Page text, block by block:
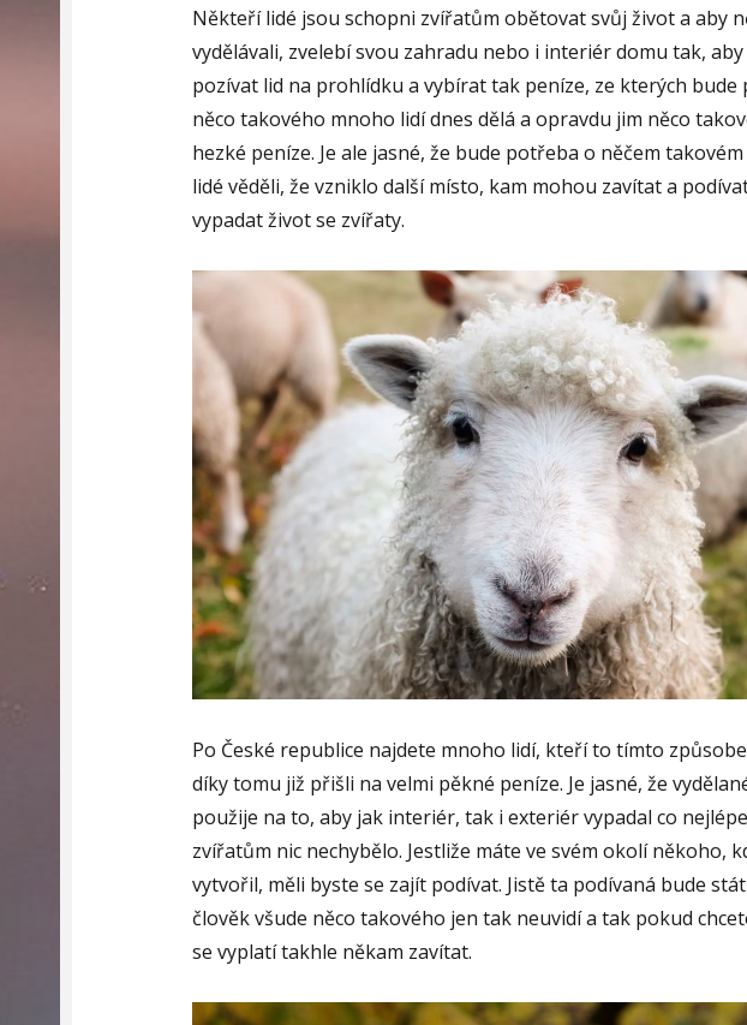
Někteří lidé jsou schopni zvířatům obětovat svůj život a aby
vydělávali, zvelebí svou zahradu nebo i interiér domu tak,
pozívat lid na prohlídku a vybírat tak peníze, ze kterých bude
něco takového mnoho lidí dnes dělá a opravdu jim něco
hezké peníze. Je ale jasné, že bude potřeba o něčem
lidé věděli, že vzniklo další místo, kam mohou zavítat a
vypadat život se zvířaty.
Po České republice najdete mnoho lidí, kteří to tímto
díky tomu již přišli na velmi pěkné peníze. Je jasné, že
použije na to, aby jak interiér, tak i exteriér vypadal co
zvířatům nic nechybělo. Jestliže máte ve svém okolí někoho,
vytvořil, měli byste se zajít podívat. Jistě ta podívaná bude stát
člověk všude něco takového jen tak neuvidí a tak pokud
se vyplatí takhle někam zavítat.